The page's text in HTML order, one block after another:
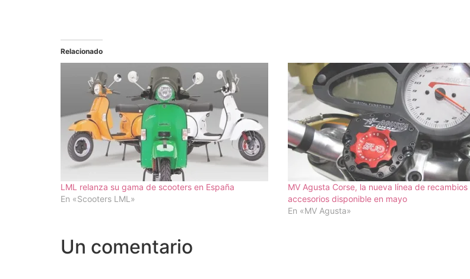
Relacionado
LML relanza su gama de scooters en España
En «Scooters LML»
MV Agusta Corse, la nueva línea de recambios
accesorios disponible en mayo
En «MV Agusta»
Un comentario